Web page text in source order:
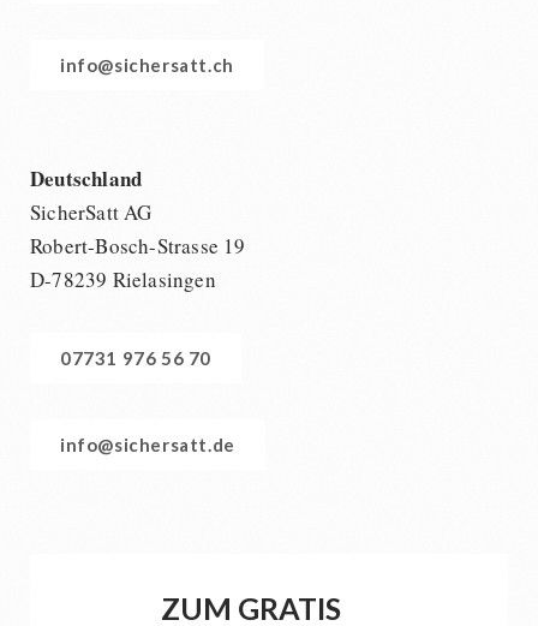
info@sichersatt.ch
Deutschland
SicherSatt AG
Robert-Bosch-Strasse 19
D-78239 Rielasingen
07731 976 56 70
info@sichersatt.de
ZUM GRATIS